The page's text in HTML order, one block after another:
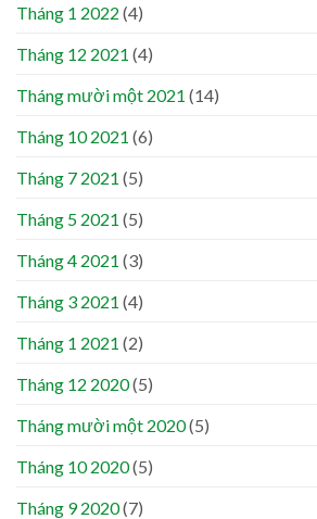
Tháng 1 2022 (4)
Tháng 12 2021 (4)
Tháng mười một 2021 (14)
Tháng 10 2021 (6)
Tháng 7 2021 (5)
Tháng 5 2021 (5)
Tháng 4 2021 (3)
Tháng 3 2021 (4)
Tháng 1 2021 (2)
Tháng 12 2020(5)
Tháng mười một 2020(5)
Tháng 10 2020(5)
Tháng 9 2020(7)